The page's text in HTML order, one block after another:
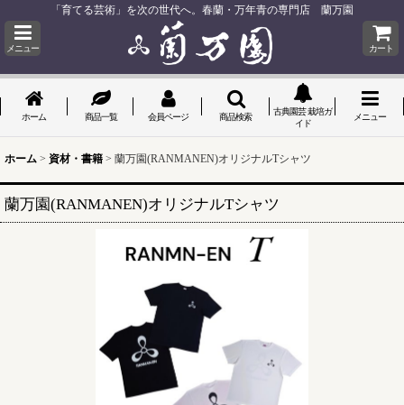
「育てる芸術」を次の世代へ。春蘭・万年青の専門店 蘭万園
メニュー カート
ホーム 商品一覧 会員ページ 商品検索
古典園芸 栽培ガ
イド
メニュー
ホーム > 資材・書籍 > 蘭万園(RANMANEN)オリジナルTシャツ
蘭万園(RANMANEN)オリジナルTシャツ